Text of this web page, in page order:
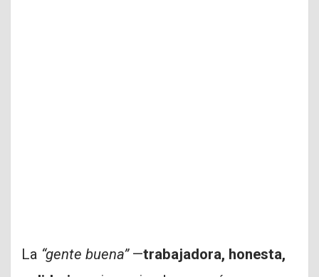
La “gente buena”—trabajadora, honesta,